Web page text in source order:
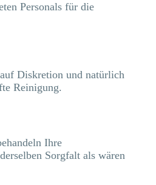
Personals für die
Diskretion und natürlich
Reinigung.
Ihre
Sorgfalt als wären